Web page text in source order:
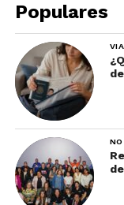
Populares